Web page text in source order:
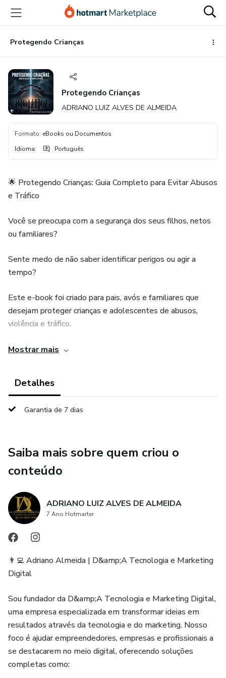
para
conteúdo
principal
para
pagamento
para
rodapé
Protegendo Crianças
Protegendo Crianças
ADRIANO LUIZ ALVES DE ALMEIDA
Formato: eBooks ou Documentos
Idioma: Português
🌟 Protegendo Crianças: Guia Completo para Evitar Abusos
e Tráfico
Você se preocupa com a segurança dos seus filhos, netos
ou familiares?
Sente medo de não saber identificar perigos ou agir a
tempo?
Este e-book foi criado para pais, avós e familiares que
desejam proteger crianças e adolescentes de abusos,
violência e tráfico.
Aqui você encontrará um guia completo, educativo e
para prevenir riscos e garantir o bem-estar das crianças.
📖 O que você vai aprender:
negligência)
✅ Como identificar sinais de alerta
✅ Como ensinar limites e segurança para crianças
✅ Proteção em casa, escola e comunidade
✅ Segurança online e redes sociais
✅ Comunicação aberta com crianças
✅ Planejamento de segurança para viagens e passeios
✅ Como denunciar e trabalhar com autoridades
Mostrar mais
Detalhes
Garantia de 7 dias
Saiba mais sobre quem criou o
conteúdo
ADRIANO LUIZ ALVES DE ALMEIDA
7 Ano Hotmarter
👨‍💻 Adriano Almeida | D&amp;A Tecnologia e Marketing
Digital
Sou fundador da D&amp;A Tecnologia e Marketing Digital,
uma empresa especializada em transformar ideias em
resultados através da tecnologia e do marketing. Nosso
foco é ajudar empreendedores, empresas e profissionais a
se destacarem no meio digital, oferecendo soluções
completas como: